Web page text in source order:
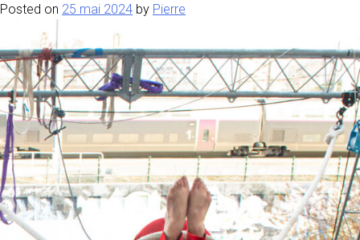
Posted on 25 mai 2024 by Pierre